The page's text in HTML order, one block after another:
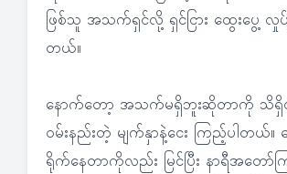
ဖြစ်သူ အသက်ရှင်လို့ ရှင်ငြား ထွေးပွေ့ လှု
တယ်။
နောက်တော့ အသက်မရှိဘူးဆိုတာကို သိရှိ
ဝမ်းနည်းတဲ့ မျက်နှာနဲ့ငေး ကြည့်ပါတယ်။
ရိုက်နေတာကိုလည်း မြင်ပြီး နာရီအတော်ကြ